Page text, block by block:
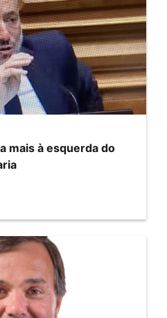
mais à esquerda do